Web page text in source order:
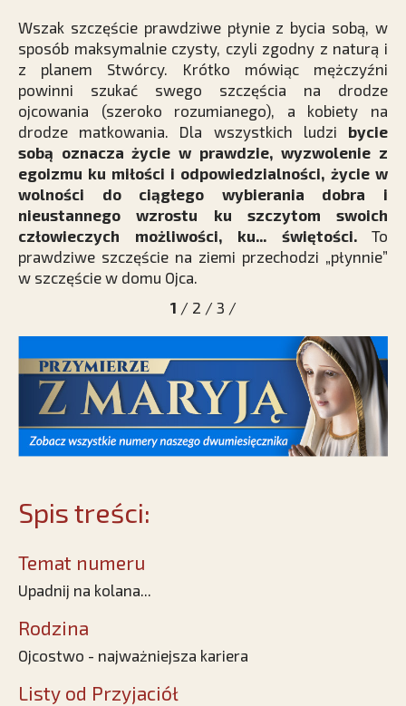
Wszak szczęście prawdziwe płynie z bycia sobą, w
sposób maksymalnie czysty, czyli zgodny z naturą i
z planem Stwórcy. Krótko mówiąc mężczyźni
powinni szukać swego szczęścia na drodze
ojcowania (szeroko rozumianego), a kobiety na
drodze matkowania. Dla wszystkich ludzi bycie
sobą oznacza życie w prawdzie, wyzwolenie z
egoizmu ku miłości i odpowiedzialności, życie w
wolności do ciągłego wybierania dobra i
nieustannego wzrostu ku szczytom swoich
człowieczych możliwości, ku... świętości. To
prawdziwe szczęście na ziemi przechodzi „płynnie”
w szczęście w domu Ojca.
1 / 2 / 3 /
Spis treści:
Temat numeru
Upadnij na kolana...
Rodzina
Ojcostwo - najważniejsza kariera
Listy od Przyjaciół